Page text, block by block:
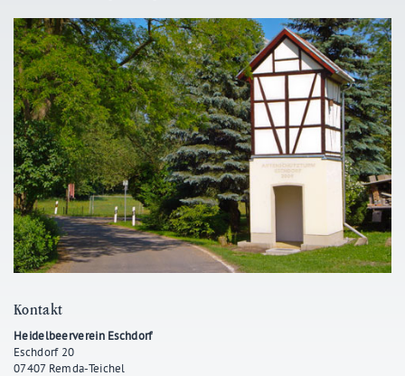
Kontakt
Heidelbeerverein Eschdorf
Eschdorf 20
07407 Remda-Teichel